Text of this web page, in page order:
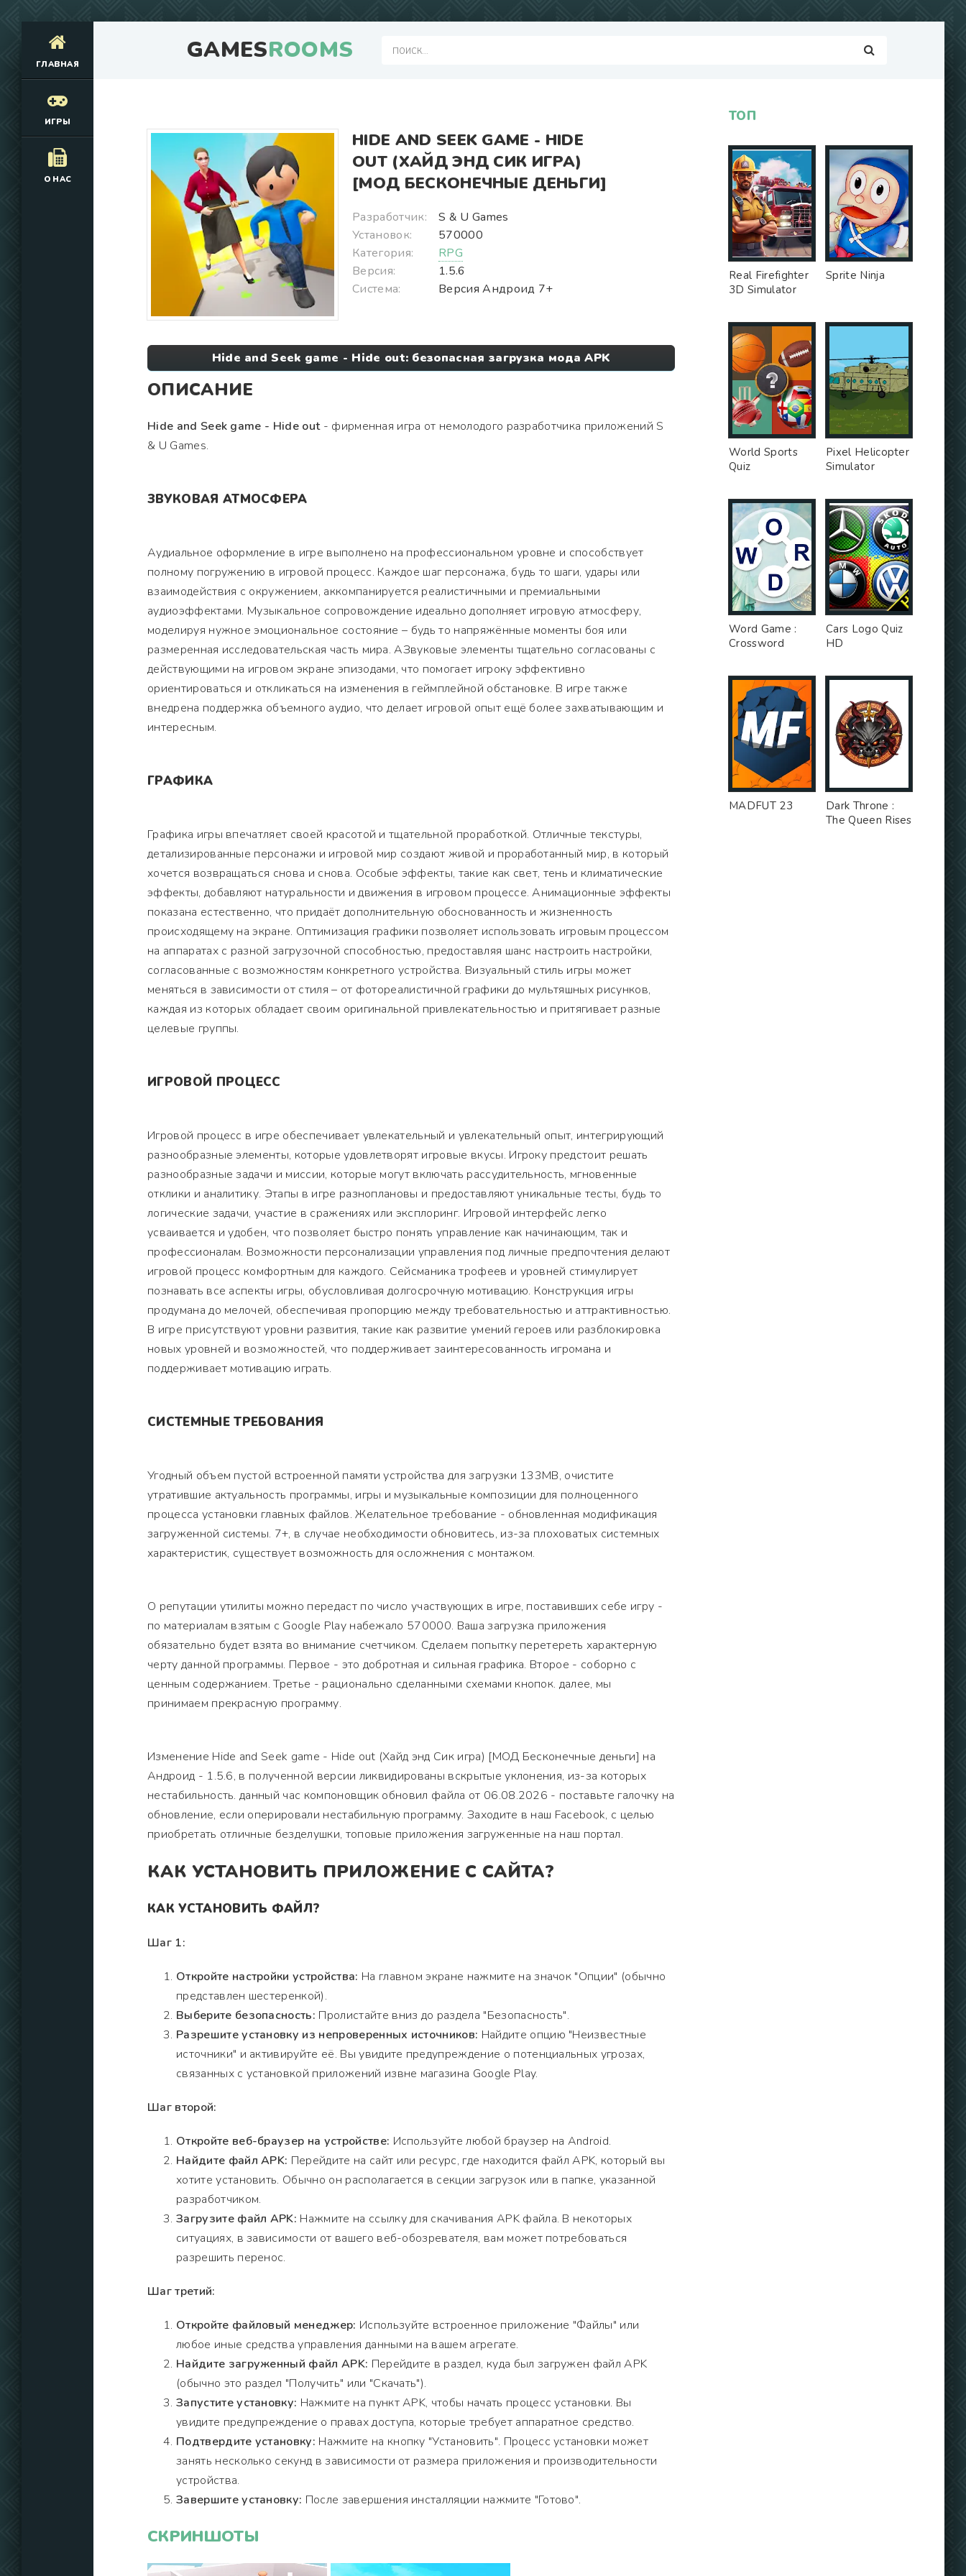
GAMESROOMS
ГЛАВНАЯ
ИГРЫ
О НАС
HIDE AND SEEK GAME - HIDE
OUT (ХАЙД ЭНД СИК ИГРА)
[МОД БЕСКОНЕЧНЫЕ ДЕНЬГИ]
Разработчик:
S & U Games
Установок:
570000
Категория:
RPG
Версия:
1.5.6
Система:
Версия Андроид 7+
Hide and Seek game - Hide out: безопасная загрузка мода APK
ОПИСАНИЕ
Hide and Seek game - Hide out- фирменная игра от немолодого разработчика приложений S
& U Games.
ЗВУКОВАЯ АТМОСФЕРА
Аудиальное оформление в игре выполнено на профессиональном уровне и способствует
полному погружению в игровой процесс. Каждое шаг персонажа, будь то шаги, удары или
взаимодействия с окружением, аккомпанируется реалистичными и премиальными
аудиоэффектами. Музыкальное сопровождение идеально дополняет игровую атмосферу,
моделируя нужное эмоциональное состояние – будь то напряжённые моменты боя или
размеренная исследовательская часть мира. АЗвуковые элементы тщательно согласованы с
действующими на игровом экране эпизодами, что помогает игроку эффективно
ориентироваться и откликаться на изменения в геймплейной обстановке. В игре также
внедрена поддержка объемного аудио, что делает игровой опыт ещё более захватывающим и
интересным.
ГРАФИКА
Графика игры впечатляет своей красотой и тщательной проработкой. Отличные текстуры,
детализированные персонажи и игровой мир создают живой и проработанный мир, в который
хочется возвращаться снова и снова. Особые эффекты, такие как свет, тень и климатические
эффекты, добавляют натуральности и движения в игровом процессе. Анимационные эффекты
показана естественно, что придаёт дополнительную обоснованность и жизненность
происходящему на экране. Оптимизация графики позволяет использовать игровым процессом
на аппаратах с разной загрузочной способностью, предоставляя шанс настроить настройки,
согласованные с возможностям конкретного устройства. Визуальный стиль игры может
меняться в зависимости от стиля – от фотореалистичной графики до мультяшных рисунков,
каждая из которых обладает своим оригинальной привлекательностью и притягивает разные
целевые группы.
ИГРОВОЙ ПРОЦЕСС
Игровой процесс в игре обеспечивает увлекательный и увлекательный опыт, интегрирующий
разнообразные элементы, которые удовлетворят игровые вкусы. Игроку предстоит решать
разнообразные задачи и миссии, которые могут включать рассудительность, мгновенные
отклики и аналитику. Этапы в игре разноплановы и предоставляют уникальные тесты, будь то
логические задачи, участие в сражениях или эксплоринг. Игровой интерфейс легко
усваивается и удобен, что позволяет быстро понять управление как начинающим, так и
профессионалам. Возможности персонализации управления под личные предпочтения делают
игровой процесс комфортным для каждого. Сейсманика трофеев и уровней стимулирует
познавать все аспекты игры, обусловливая долгосрочную мотивацию. Конструкция игры
продумана до мелочей, обеспечивая пропорцию между требовательностью и аттрактивностью.
В игре присутствуют уровни развития, такие как развитие умений героев или разблокировка
новых уровней и возможностей, что поддерживает заинтересованность игромана и
поддерживает мотивацию играть.
СИСТЕМНЫЕ ТРЕБОВАНИЯ
Угодный объем пустой встроенной памяти устройства для загрузки 133MB, очистите
утратившие актуальность программы, игры и музыкальные композиции для полноценного
процесса установки главных файлов. Желательное требование - обновленная модификация
загруженной системы. 7+, в случае необходимости обновитесь, из-за плоховатых системных
характеристик, существует возможность для осложнения с монтажом.
О репутации утилиты можно передаст по число участвующих в игре, поставивших себе игру -
по материалам взятым с Google Play набежало 570000. Ваша загрузка приложения
обязательно будет взята во внимание счетчиком. Сделаем попытку перетереть характерную
черту данной программы. Первое - это добротная и сильная графика. Второе - соборно с
ценным содержанием. Третье - рационально сделанными схемами кнопок. далее, мы
принимаем прекрасную программу.
Изменение Hide and Seek game - Hide out (Хайд энд Сик игра) [МОД Бесконечные деньги] на
Андроид - 1.5.6, в полученной версии ликвидированы вскрытые уклонения, из-за которых
нестабильность. данный час компоновщик обновил файла от 06.08.2026 - поставьте галочку на
обновление, если оперировали нестабильную программу. Заходите в наш Facebook, с целью
приобретать отличные безделушки, топовые приложения загруженные на наш портал.
КАК УСТАНОВИТЬ ПРИЛОЖЕНИЕ С САЙТА?
КАК УСТАНОВИТЬ ФАЙЛ?
Шаг 1:
Откройте настройки устройства: На главном экране нажмите на значок "Опции" (обычно
представлен шестеренкой).
Выберите безопасность: Пролистайте вниз до раздела "Безопасность".
Разрешите установку из непроверенных источников: Найдите опцию "Неизвестные
источники" и активируйте её. Вы увидите предупреждение о потенциальных угрозах,
связанных с установкой приложений извне магазина Google Play.
Шаг второй:
Откройте веб-браузер на устройстве: Используйте любой браузер на Android.
Найдите файл APK: Перейдите на сайт или ресурс, где находится файл APK, который вы
хотите установить. Обычно он располагается в секции загрузок или в папке, указанной
разработчиком.
Загрузите файл APK: Нажмите на ссылку для скачивания APK файла. В некоторых
ситуациях, в зависимости от вашего веб-обозревателя, вам может потребоваться
разрешить перенос.
Шаг третий:
Откройте файловый менеджер: Используйте встроенное приложение "Файлы" или
любое иные средства управления данными на вашем агрегате.
Найдите загруженный файл APK: Перейдите в раздел, куда был загружен файл APK
(обычно это раздел "Получить" или "Скачать").
Запустите установку: Нажмите на пункт APK, чтобы начать процесс установки. Вы
увидите предупреждение о правах доступа, которые требует аппаратное средство.
Подтвердите установку: Нажмите на кнопку "Установить". Процесс установки может
занять несколько секунд в зависимости от размера приложения и производительности
устройства.
Завершите установку: После завершения инсталляции нажмите "Готово".
СКРИНШОТЫ
ТОП
Real Firefighter
3D Simulator
Sprite Ninja
World Sports
Quiz
Pixel Helicopter
Simulator
Word Game :
Crossword
Cars Logo Quiz
HD
MADFUT 23
Dark Throne :
The Queen Rises